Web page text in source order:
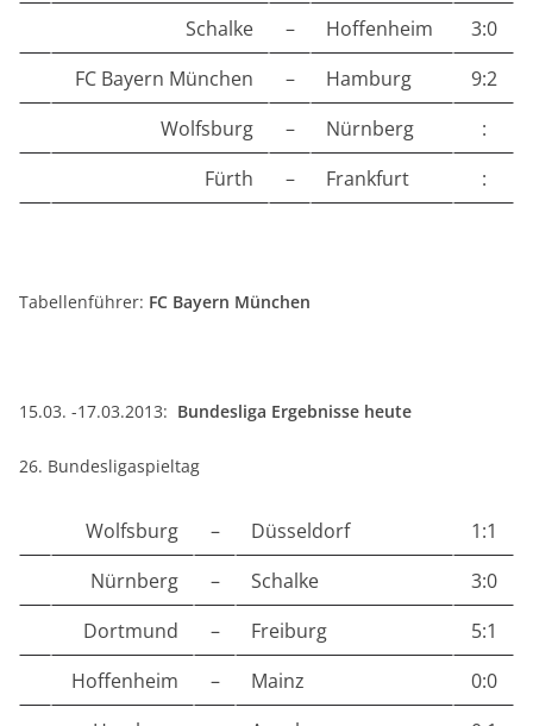
Schalke
– Hoffenheim
3:0
FC Bayern München
– Hamburg
9:2
Wolfsburg
– Nürnberg
:
Fürth
– Frankfurt :
Tabellenführer: FC Bayern München
15.03. -17.03.2013: Bundesliga Ergebnisse heute
26. Bundesligaspieltag
Wolfsburg – Düsseldorf
1:1
Nürnberg
– Schalke
3:0
Dortmund
– Freiburg
5:1
Hoffenheim
– Mainz
0:0